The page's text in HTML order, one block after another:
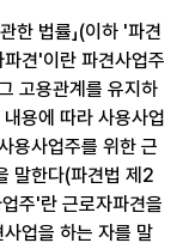
한 법률」(이하 '파견
견'이란 파견사업주
고용관계를 유지하
용에 따라 사용사업
용사업주를 위한 근
말한다(파견법 제2
주'란 근로자파견을
업을 하는 자를 말